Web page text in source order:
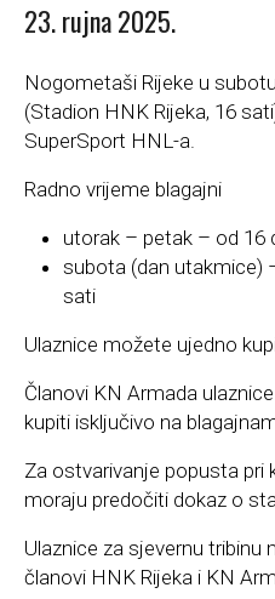
23. rujna 2025.
Nogometaši Rijeke u
(Stadion HNK Rijeka, 16
SuperSport HNL-a.
Radno vrijeme blagajni
utorak – petak – od 16
subota (dan utakmice)
sati
Ulaznice možete ujedno
Članovi KN Armada
kupiti isključivo na
Za ostvarivanje popusta pri
moraju predočiti dokaz o
Ulaznice za sjevernu tribinu
članovi HNK Rijeka i KN